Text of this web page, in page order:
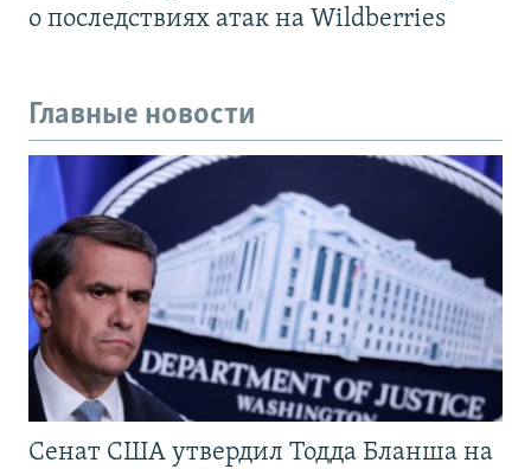
о последствиях атак на Wildberries
Главные новости
Сенат США утвердил Тодда Бланша на